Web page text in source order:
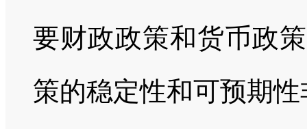
要财政政策和货币政
策的稳定性和可预期